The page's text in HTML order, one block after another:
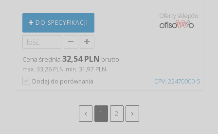
CPV: 22470000-5
DO SPECYFIKACJI
Oferty sklepów
Cena średnia 32,54 PLN brutto
max. 33,26 PLN min. 31,97 PLN
Dodaj do porównania
1 2